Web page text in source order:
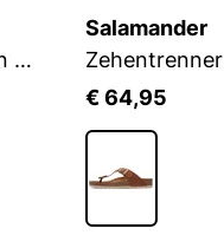
Sandalen WILDLEDER Damen MERCURE
Salamander
Zehentrenner
€ 64,95